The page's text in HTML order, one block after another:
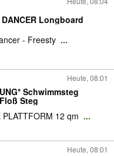
Longboard
- Freesty ...
Heute, 08:01
Schwimmsteg
Steg
12 qm ...
Heute, 08:01